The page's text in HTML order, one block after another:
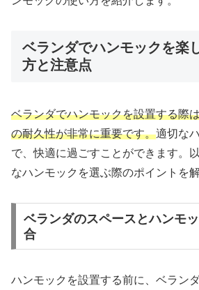
ベランダでハンモックを楽
方と注意点
ベランダでハンモックを設置する際
の耐久性が非常に重要です。適切な
で、快適に過ごすことができます。
なハンモックを選ぶ際のポイントを
ベランダのスペースとハンモ
合
ハンモックを設置する前に、ベラン